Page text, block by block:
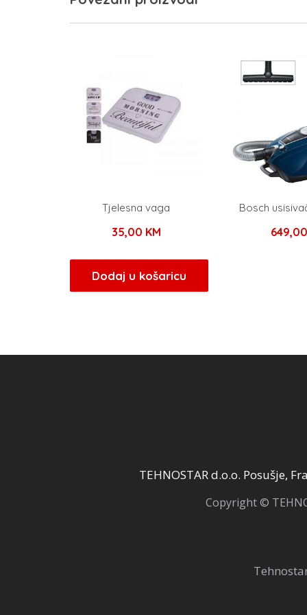
Tjelesna vaga
35,00 KM
Dodaj u košaricu
Bosch
649,00
TEHNOSTAR d.o.o. Posušje,
Copyright ©